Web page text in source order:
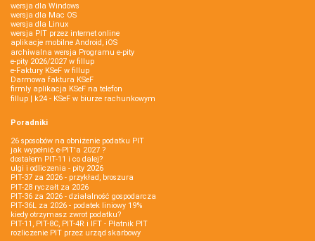
wersja dla Windows
wersja dla Mac OS
wersja dla Linux
wersja PIT przez internet online
aplikacje mobilne Android, iOS
archiwalna wersja Programu e-pity
e-pity 2026/2027 w fillup
e‑Faktury KSeF w fillup
Darmowa faktura KSeF
firmly aplikacja KSeF na telefon
fillup | k24 - KSeF w biurze rachunkowym
Poradniki
26 sposobów na obniżenie podatku PIT
jak wypełnić e-PIT'a 2027 ?
dostałem PIT-11 i co dalej?
ulgi i odliczenia - pity 2026
PIT-37 za 2026 - przykład, broszura
PIT-28 ryczałt za 2026
PIT-36 za 2026 - działalność gospodarcza
PIT-36L za 2026 - podatek liniowy 19%
kiedy otrzymasz zwrot podatku?
PIT-11, PIT-8C, PIT-4R i IFT - Płatnik PIT
rozliczenie PIT przez urząd skarbowy